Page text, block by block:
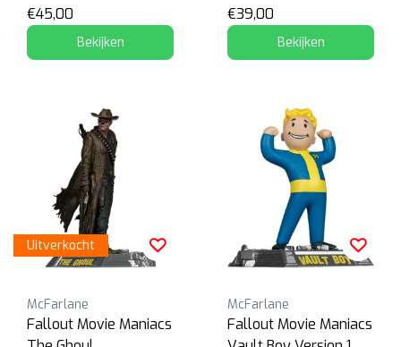
€45,00
Bekijken
€39,00
Bekijken
Uitverkocht
McFarlane
Fallout Movie Maniacs
McFarlane
Fallout Movie Maniacs